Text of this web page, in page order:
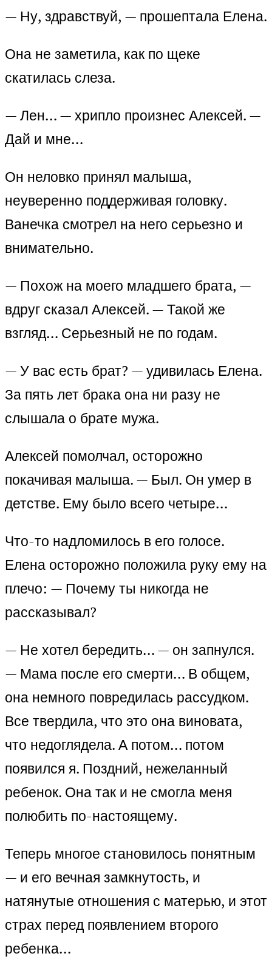
— Ну, здравствуй, — прошептала Елена.
Она не заметила, как по щеке
скатилась слеза.
— Лен… — хрипло произнес Алексей. —
Дай и мне…
Он неловко принял малыша,
неуверенно поддерживая головку.
Ванечка смотрел на него серьезно и
внимательно.
— Похож на моего младшего брата, —
вдруг сказал Алексей. — Такой же
взгляд… Серьезный не по годам.
— У вас есть брат? — удивилась Елена.
За пять лет брака она ни разу не
слышала о брате мужа.
Алексей помолчал, осторожно
покачивая малыша. — Был. Он умер в
детстве. Ему было всего четыре…
Что-то надломилось в его голосе.
Елена осторожно положила руку ему на
плечо: — Почему ты никогда не
рассказывал?
— Не хотел бередить… — он запнулся.
— Мама после его смерти… В общем,
она немного повредилась рассудком.
Все твердила, что это она виновата,
что недоглядела. А потом… потом
появился я. Поздний, нежеланный
ребенок. Она так и не смогла меня
полюбить по-настоящему.
Теперь многое становилось понятным
— и его вечная замкнутость, и
натянутые отношения с матерью, и этот
страх перед появлением второго
ребенка…